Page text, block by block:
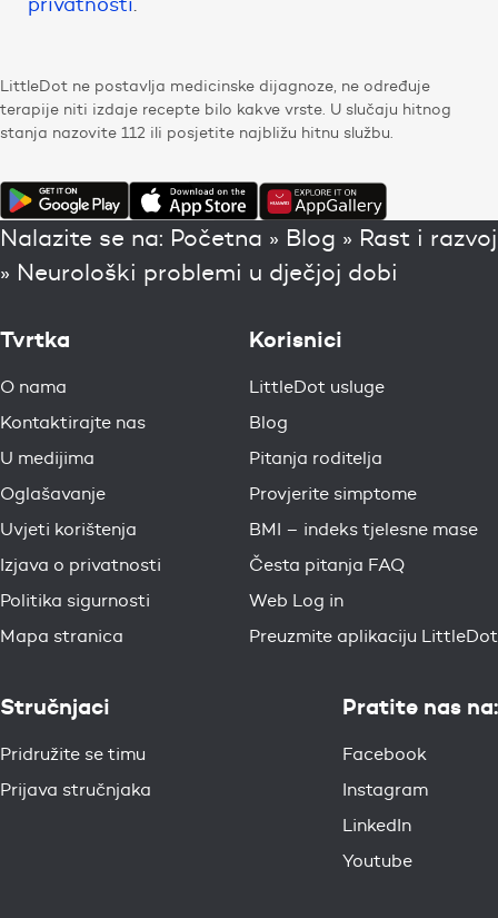
LittleDot ne postavlja medicinske dijagnoze, ne određuje
terapije niti izdaje recepte bilo kakve vrste. U slučaju hitnog
stanja nazovite 112 ili posjetite najbližu hitnu službu.
Nalazite se na: Početna » Blog » Rast i razvoj
» Neurološki problemi u dječjoj dobi
Tvrtka
O nama
Kontaktirajte nas
U medijima
Oglašavanje
Uvjeti korištenja
Izjava o privatnosti
Politika sigurnosti
Mapa stranica
Korisnici
LittleDot usluge
Blog
Pitanja roditelja
Provjerite simptome
BMI – indeks tjelesne mase
Česta pitanja FAQ
Web Log in
Preuzmite aplikaciju LittleDot
Stručnjaci
Pridružite se timu
Prijava stručnjaka
Pratite nas na:
Facebook
Instagram
LinkedIn
Youtube